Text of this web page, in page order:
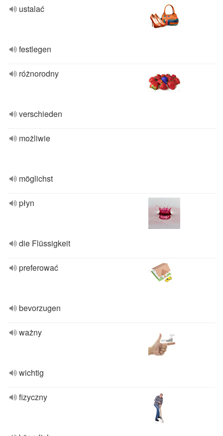
ustalać
festlegen
różnorodny
verschieden
możliwie
möglichst
płyn
die Flüssigkeit
preferować
bevorzugen
ważny
wichtig
fizyczny